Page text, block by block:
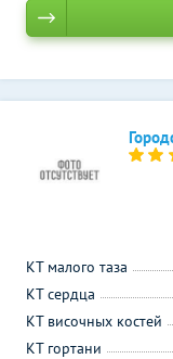
КТ малого таза
КТ сердца
КТ височных костей
КТ гортани